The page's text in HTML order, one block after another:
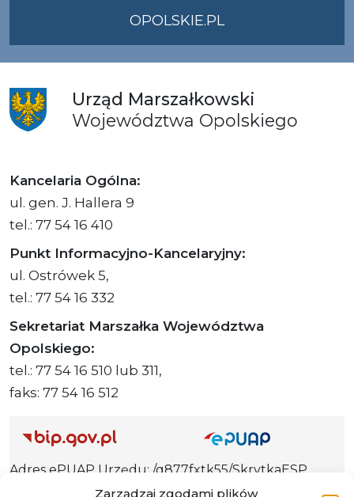
Zarządzaj zgodami plików
OPOLSKIE.PL
Urząd Marszałkowski
Województwa Opolskiego
Kancelaria Ogólna:
ul. gen. J. Hallera 9
tel.: 77 54 16 410
Punkt Informacyjno-Kancelaryjny:
ul. Ostrówek 5,
tel.: 77 54 16 332
Sekretariat Marszałka Województwa
Opolskiego:
tel.: 77 54 16 510 lub 311,
faks: 77 54 16 512
Adres ePUAP Urzędu: /q877fxtk55/SkrytkaESP
Adres do e-Doręczeń